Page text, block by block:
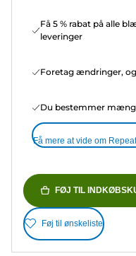
Få 5 % rabat på alle
leveringer
Foretag ændringer,
Du bestemmer
Få mere at vide om
FØJ TIL
Føj til ønskeliste